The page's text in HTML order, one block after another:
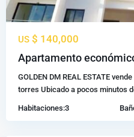
US $ 140,000
Apartamento
GOLDEN DM REAL ESTATE
torres Ubicado a pocos minutos
Habitaciones:3
Los
los